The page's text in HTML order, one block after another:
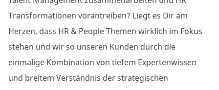
Transformationen vorantreiben? Liegt es Dir am
Herzen, dass HR & People Themen wirklich im Fokus
stehen und wir so unseren Kunden durch die
einmalige Kombination von tiefem Expertenwissen
und breitem Verständnis der strategischen